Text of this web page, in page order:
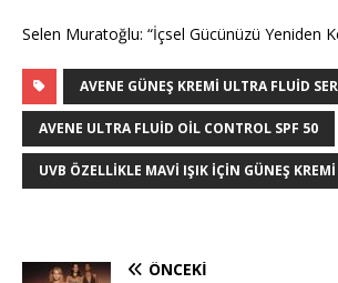
Selen Muratoğlu: “İçsel Gücünüzü Yeniden
AVENE GÜNEŞ KREMI ULTRA FLUID
AVENE ULTRA FLUID OIL CONTROL SPF 50
UVB ÖZELLIKLE MAVI IŞIK IÇIN GÜNEŞ KREMI
ÖNCEKI